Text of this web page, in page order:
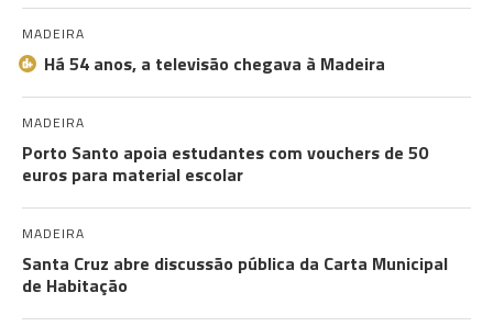
MADEIRA
Há 54 anos, a televisão chegava à Madeira
MADEIRA
Porto Santo apoia estudantes com vouchers de 50
euros para material escolar
MADEIRA
Santa Cruz abre discussão pública da Carta Municipal
de Habitação